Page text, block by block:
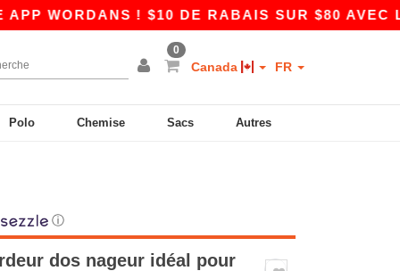
! $10 DE RABAIS SUR $80 AVEC LE CODE
0
Canada FR
Polo Chemise Sacs Autres
ⓘ
dos nageur idéal pour